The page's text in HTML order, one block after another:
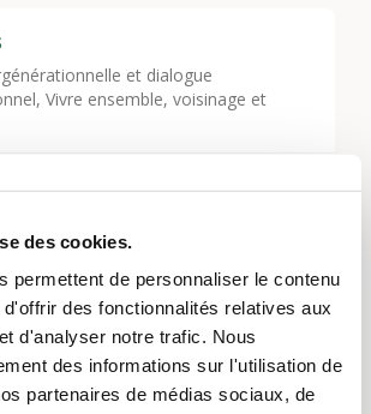
des cookies.
permettent de personnaliser le contenu
des fonctionnalités relatives aux
d'analyser notre trafic. Nous
des informations sur l'utilisation de
partenaires de médias sociaux, de
et dialogue
,Vivre ensemble, voisinage et
orientale,Suisse centrale
projet